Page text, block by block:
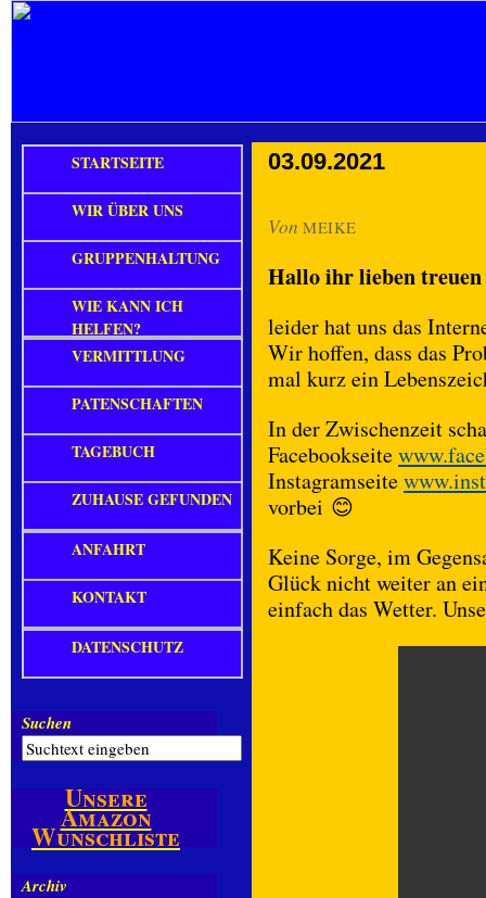
03.09.2021
Von MEIKE
Hallo ihr lieben treuen
leider hat uns das
Wir hoffen, dass das
mal kurz ein
In der Zwischenzeit
Facebookseite
Instagramseite
vorbei 😊
Keine Sorge, im
Glück nicht weiter an
einfach das Wetter.
STARTSEITE
WIR ÜBER UNS
GRUPPENHALTUNG
WIE KANN ICH
HELFEN?
VERMITTLUNG
PATENSCHAFTEN
TAGEBUCH
ZUHAUSE GEFUNDEN
ANFAHRT
KONTAKT
DATENSCHUTZ
Suchen
Unsere
Amazon
Wunschliste
Archiv